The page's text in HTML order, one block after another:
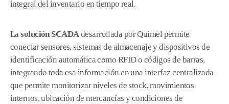
integral del inventario en tiempo real.
La solución SCADA desarrollada por Quimel permite
conectar sensores, sistemas de almacenaje y dispositivos de
identificación automática como RFID o códigos de barras,
integrando toda esa información en una interfaz centralizada
que permite monitorizar niveles de stock, movimientos
internos, ubicación de mercancías y condiciones de